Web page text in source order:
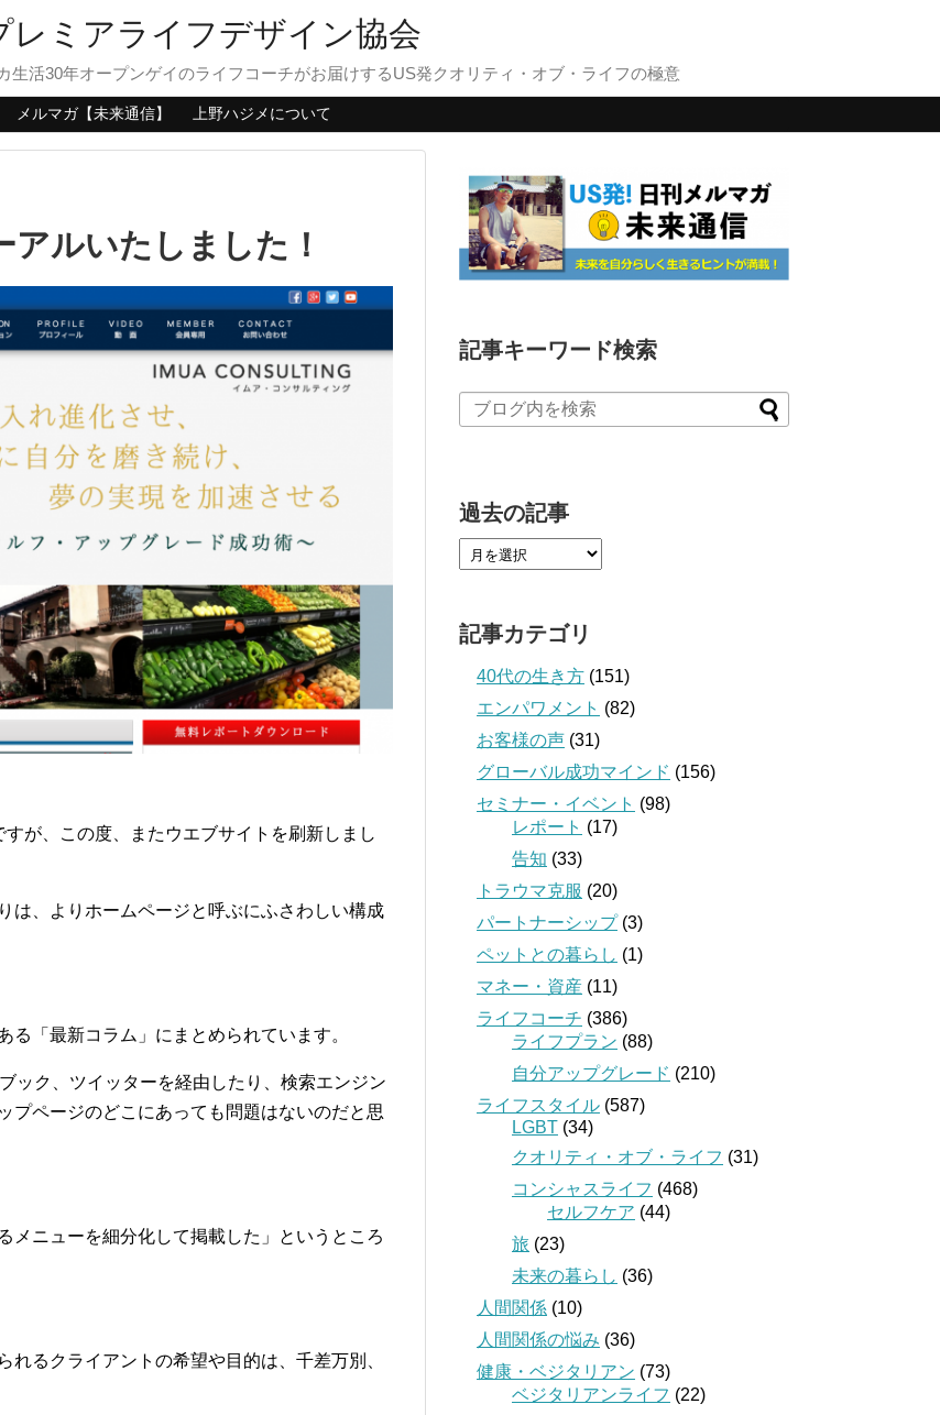
レミアライフデザイン協会
生活30年オープンゲイのライフコーチがお届けするUS発クオリティ・オブ・ライフの極意
メルマガ【未来通信】 上野ハジメについて
ルいたしました！
が、この度、またウエブサイトを刷新しまし
は、よりホームページと呼ぶにふさわしい構成
「最新コラム」にまとめられています。
ック、ツイッターを経由したり、検索エンジン
プページのどこにあっても問題はないのだと思
メニューを細分化して掲載した」というところ
るクライアントの希望や目的は、千差万別、
記事キーワード検索
過去の記事
記事カテゴリ
40代の生き方 (151)
エンパワメント (82)
お客様の声 (31)
グローバル成功マインド (156)
セミナー・イベント (98)
レポート (17)
告知 (33)
トラウマ克服 (20)
パートナーシップ(3)
ペットとの暮らし (1)
マネー・資産 (11)
ライフコーチ (386)
ライフプラン (88)
自分アップグレード (210)
ライフスタイル (587)
LGBT (34)
クオリティ・オブ・ライフ (31)
コンシャスライフ (468)
セルフケア (44)
旅 (23)
未来の暮らし (36)
人間関係 (10)
人間関係の悩み (36)
健康・ベジタリアン (73)
ベジタリアンライフ (22)